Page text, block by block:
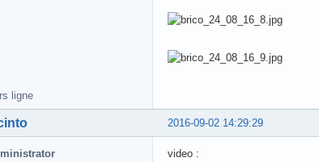
ligne
2016-09-02 14:29:29
video :